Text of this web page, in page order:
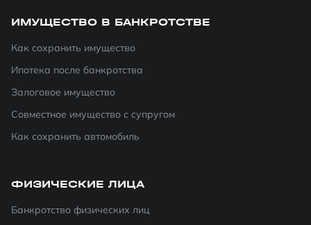
ИМУЩЕСТВО В БАНКРОТСТВЕ
Как сохранить имущество
Ипотека после банкротства
Залоговое имущество
Совместное имущество с супругом
Как сохранить автомобиль
ФИЗИЧЕСКИЕ ЛИЦА
Банкротство физических лиц